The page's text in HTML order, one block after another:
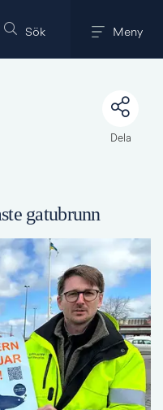
Sök Meny
Dela
gatubrunn